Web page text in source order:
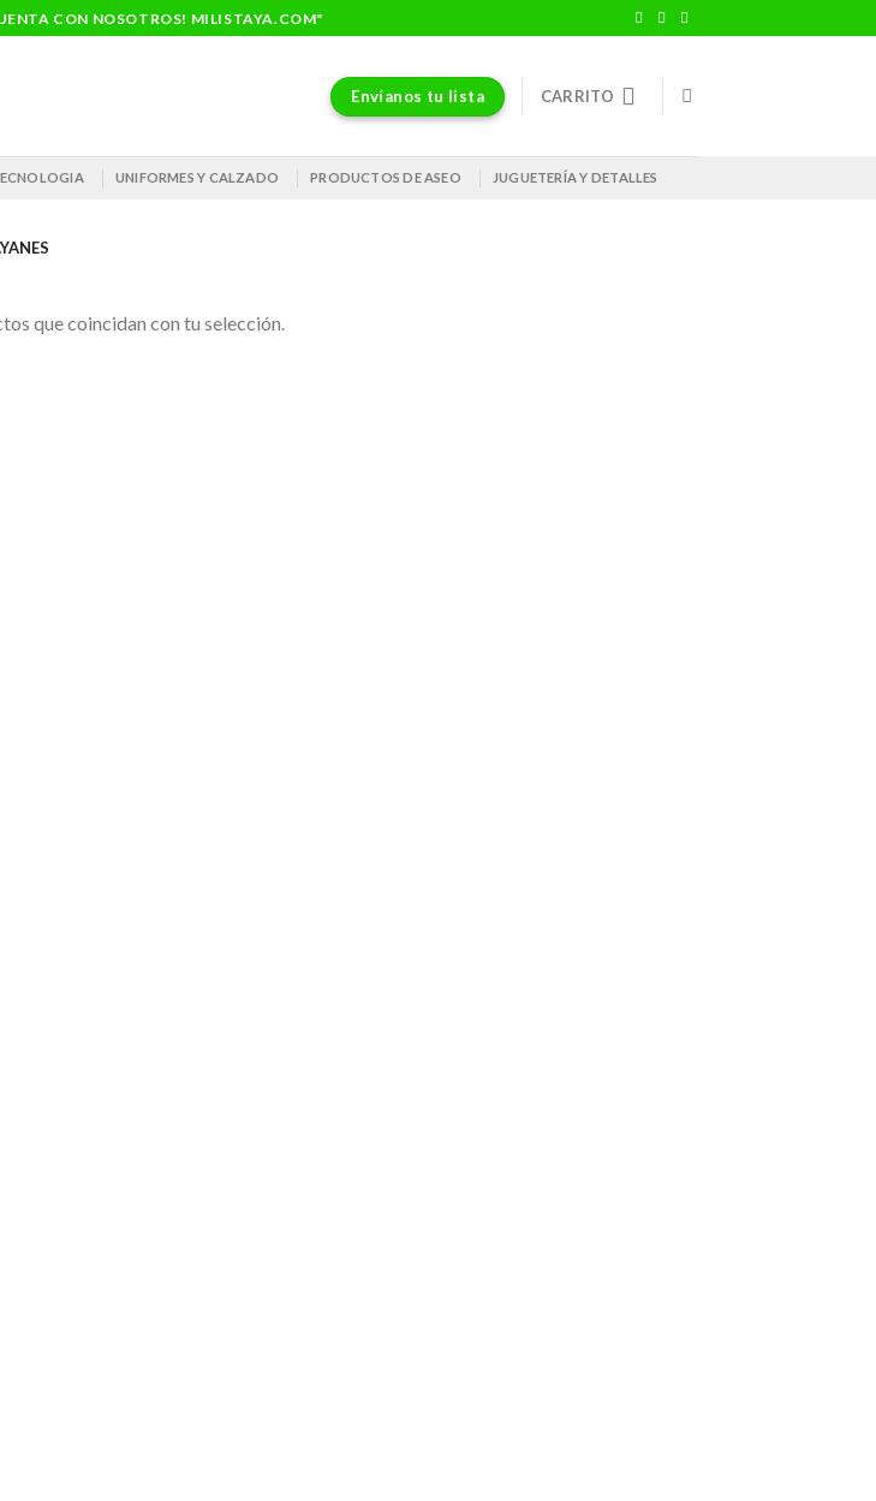
CON NOSOTROS! MILISTAYA.COM"
Envíanos tu lista CARRITO
UNIFORMES Y CALZADO PRODUCTOS DE ASEO JUGUETERÍA Y DETALLES
que coincidan con tu selección.